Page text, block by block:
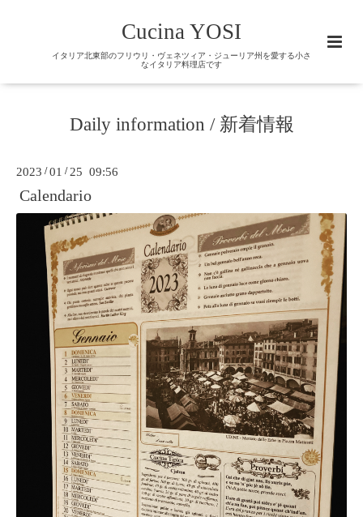
Cucina YOSI
イタリア北東部のフリウリ・ヴェネツィア・ジューリア州を愛する小さ
なイタリア料理店です
Daily information / 新着情報
2023 /01 / 25 09:56
Calendario